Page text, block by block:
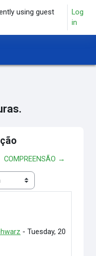
using guest
Log
in
COMPREENSÃO →
-Tuesday, 20